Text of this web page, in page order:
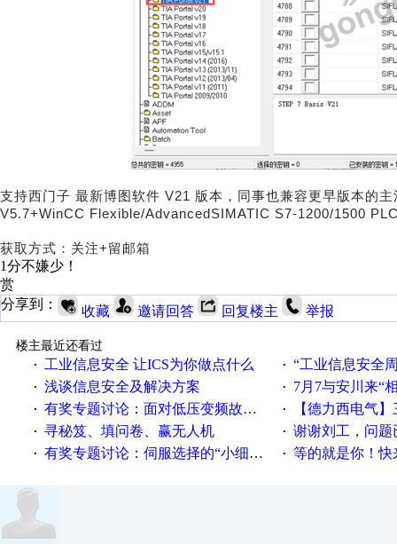
支持西门子 最新博图软件 V21 版本，同事也兼容更早版本的
V5.7+WinCC Flexible/AdvancedSIMATIC S7-1200/1500
获取方式：关注+留邮箱
1分不嫌少！
赏
分享到：
收藏 邀请回答 回复楼主 举报
楼主最近还看过
·
工业信息安全 让ICS为你做点什么 · “工业信息安全周之我见”
· 浅谈信息安全及解决方案 · 7月7与安川来“
· 有奖专题讨论：面对低压变频故障，老手是这样解决的！ · 【德力西电气】三
· 寻秘笈、填问卷、赢无人机 · 谢谢刘工，问题
· 有奖专题讨论：伺服选择的“小细节大学问”奖励公告 · 等的就是你！快来